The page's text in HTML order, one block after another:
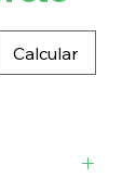
Calcular